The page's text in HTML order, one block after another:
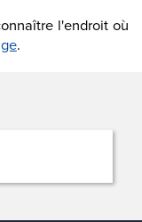
l'endroit où
.